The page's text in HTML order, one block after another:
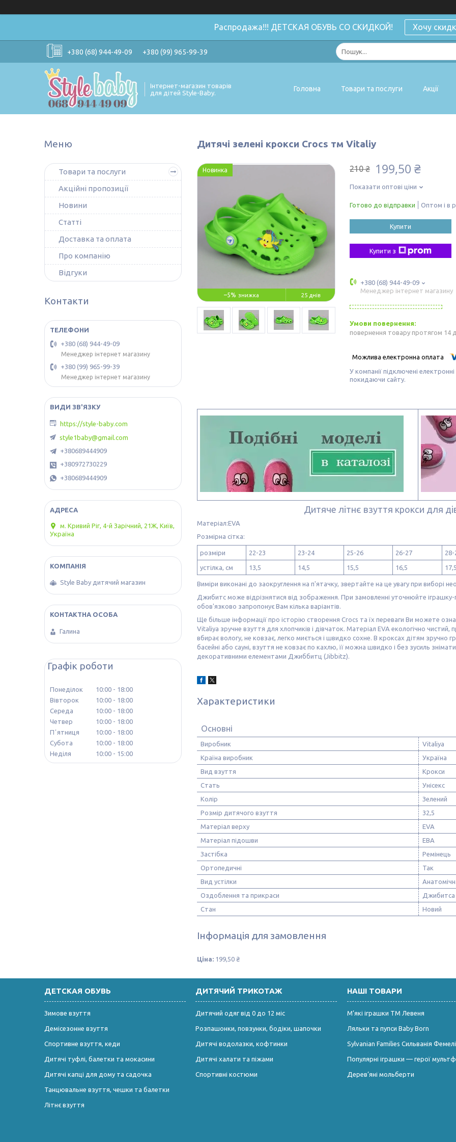
Распродажа!!! ДЕТСКАЯ ОБУВЬ СО СКИДКОЙ! Хочу
+380 (68) 944-49-09 +380 (99) 965-99-39
Інтернет-магазин товарів
для дітей Style-Baby.
Головна Товари та послуги Акції
Дитячі зелені крокси Crocs тм Vitaliy
–5% 25 днів
Новинка 210 ₴ 199,50 ₴
Показати оптові ціни
Готово до відправки Оптом і в
Купити
Купити з
+380 (68) 944-49-09
Менеджер інтернет магазину
повернення товару протягом 14
У компанії підключені
покидаючи сайту.
Дитяче літнє взуття крокси для
Матеріал:EVA
Розмірна сітка:
розміри 22-23 23-24 25-26 26-27 28-
устілка, см 13,5 14,5 15,5 16,5
Виміри виконані до заокруглення на п'ятачку, звертайте на це увагу при виборі
Джибитс може відрізнятися від зображення. При замовленні уточнюйте
обов'язково запропонує Вам кілька варіантів.
Ще більше інформації про історію створення Crocs та їх переваги Ви можете
Vitaliya зручне взуття для хлопчиків і дівчаток. Матеріал EVA екологічно
вбирає вологу, не ковзає, легко миється і швидко сохне. В кроксах дітям зручно
басейні або сауні, взуття не ковзає по кахлю, її можна швидко і без зусиль
декоративними елементами Джиббитц (Jibbitz).
Характеристики
Основні
Виробник
Vitaliya
Країна виробник
Україна
Вид взуття
Крокси
Стать
Унісекс
Колір
Зелений
Розмір дитячого взуття
32,5
Матеріал верху
EVA
Матеріал підошви
ЕВА
Застібка
Ремінець
Ортопедичні
Так
Вид устілки
Оздоблення та прикраси
Джибитса
Стан
Новий
Інформація для замовлення
Ціна: 199,50 ₴
Товари та послуги
Акційні пропозиції
Новини
Статті
Доставка та оплата
Про компанію
Відгуки
Контакти
+380 (68) 944-49-09
Менеджер інтернет магазину
+380 (99) 965-99-39
Менеджер інтернет магазину
https://style-baby.com
style1baby@gmail.com
+380689444909
+380972730229
+380689444909
м. Кривий Ріг, 4-й Зарічний, 21Ж, Київ,
Україна
Style Baby дитячий магазин
Галина
Графік роботи
Понеділок 10:00
18:00
Вівторок
10:00
18:00
Середа
10:00
18:00
Четвер
10:00
18:00
Пʼятниця
10:00
18:00
Субота
10:00
18:00
Неділя
10:00 15:00
ДЕТСКАЯ ОБУВЬ
Зимове взуття
Демісезонне взуття
Спортивне взуття, кеди
Дитячі туфлі, балетки та мокасини
Дитячі капці для дому та садочка
Танцювальне взуття, чешки та балетки
Літнє взуття
ДИТЯЧИЙ ТРИКОТАЖ
Дитячий одяг від 0 до 12 міс
Розпашонки, повзунки, бодіки, шапочки
Дитячі водолазки, кофтинки
Дитячі халати та піжами
Спортивні костюми
НАШІ ТОВАРИ
М’які іграшки ТМ Левеня
Ляльки та пупси Baby Born
Sylvanian Families Сильванія Фемелі
Популярні іграшки — герої
Дерев’яні мольберти